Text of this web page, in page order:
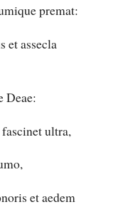
premat:
et assecla
Deae:
ultra,
et aedem